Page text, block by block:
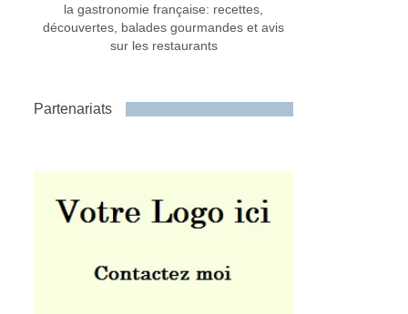
la gastronomie française: recettes,
découvertes, balades gourmandes et avis
sur les restaurants
Partenariats